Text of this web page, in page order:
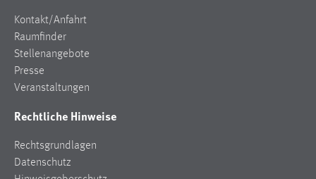
Kontakt/Anfahrt
Raumfinder
Stellenangebote
Presse
Veranstaltungen
Rechtliche Hinweise
Rechtsgrundlagen
Datenschutz